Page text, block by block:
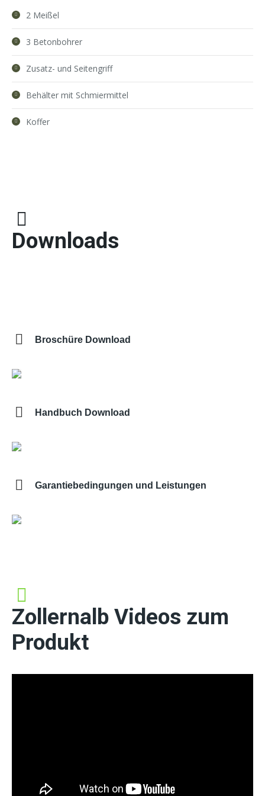
2 Meißel
3 Betonbohrer
Zusatz- und Seitengriff
Behälter mit Schmiermittel
Koffer
Downloads
Broschüre Download
Handbuch Download
Garantiebedingungen und Leistungen
Zollernalb Videos zum
Produkt